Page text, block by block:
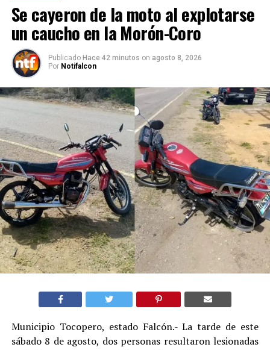
Se cayeron de la moto al explotarse
un caucho en la Morón-Coro
Publicado Hace 42 minutos on agosto 8, 2026
Por Notifalcon
Municipio Tocopero, estado Falcón.- La tarde de este
sábado 8 de agosto, dos personas resultaron lesionadas